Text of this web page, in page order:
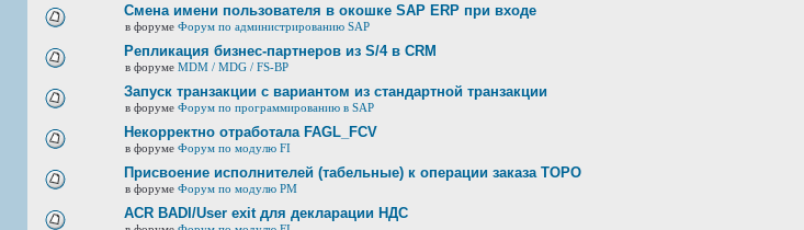
Смена имени пользователя в окошке SAP ERP при входе
в форуме Форум по администрированию SAP
Репликация бизнес-партнеров из S/4 в CRM
в форуме MDM / MDG / FS-BP
Запуск транзакции с вариантом из стандартной транзакции
в форуме Форум по программированию в SAP
Некорректно отработала FAGL_FCV
в форуме Форум по модулю FI
Присвоение исполнителей (табельные) к операции заказа ТОРО
в форуме Форум по модулю РМ
ACR BADI/User exit для декларации НДС